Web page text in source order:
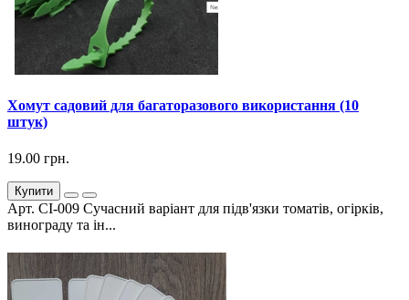
Хомут садовий для багаторазового використання (10
штук)
19.00 грн.
Купити
Арт. СІ-009 Сучасний варіант для підв'язки томатів, огірків,
винограду та ін...